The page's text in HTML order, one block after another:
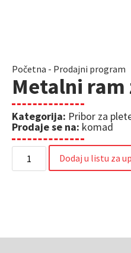
Početna - Prodajni program
Metalni ram
Kategorija: Pribor za
Prodaje se na: komad
Dodaj u listu za